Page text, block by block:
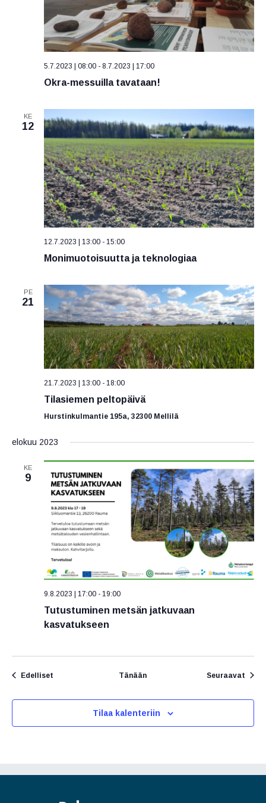
5.7.2023 | 08:00 - 8.7.2023 | 17:00
Okra-messuilla tavataan!
KE
12
12.7.2023 | 13:00 - 15:00
Monimuotoisuutta ja teknologiaa
PE
21
21.7.2023 | 13:00 - 18:00
Tilasiemen peltopäivä
Hurstinkulmantie 195a, 32300 Mellilä
elokuu 2023
KE
9
9.8.2023 | 17:00 - 19:00
Tutustuminen metsän jatkuvaan
kasvatukseen
Edelliset Tänään Seuraavat
Tilaa kalenteriin